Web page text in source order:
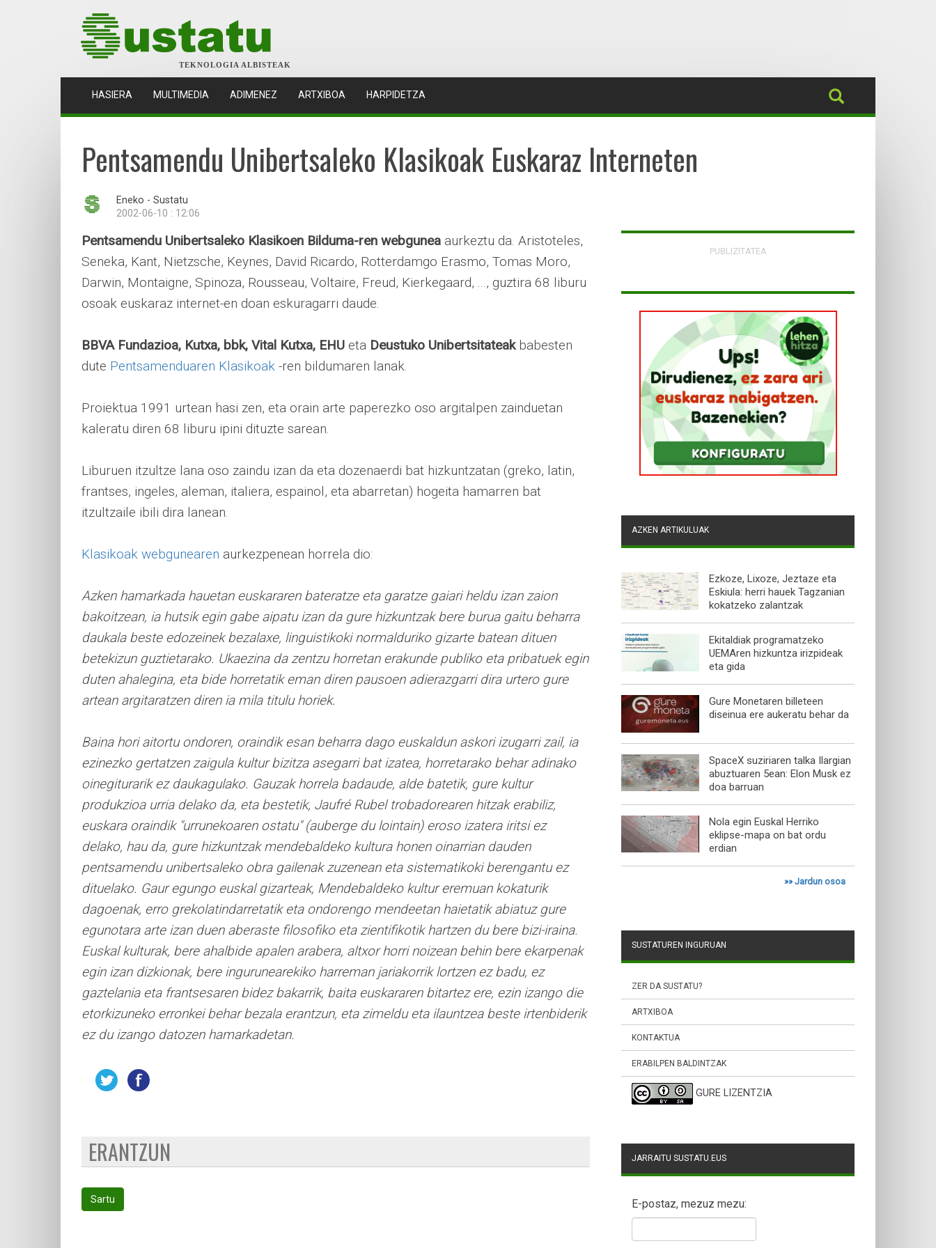
TEKNOLOGIA ALBISTEAK
HASIERA (CURRENT)
MULTIMEDIA ADIMENEZ ARTXIBOA HARPIDETZA
Pentsamendu Unibertsaleko Klasikoak Euskaraz Interneten
Eneko - Sustatu
2002-06-10 : 12:06
Pentsamendu Unibertsaleko Klasikoen Bilduma-ren webgunea aurkeztu da. Aristoteles,
Seneka, Kant, Nietzsche, Keynes, David Ricardo, Rotterdamgo Erasmo, Tomas Moro,
Darwin, Montaigne, Spinoza, Rousseau, Voltaire, Freud, Kierkegaard, ..., guztira 68 liburu
osoak euskaraz internet-en doan eskuragarri daude.
BBVA Fundazioa, Kutxa, bbk, Vital Kutxa, EHU eta Deustuko Unibertsitateakbabesten
dute Pentsamenduaren Klasikoak -ren bildumaren lanak.
Proiektua 1991 urtean hasi zen, eta orain arte paperezko oso argitalpen zainduetan
kaleratu diren 68 liburu ipini dituzte sarean.
Liburuen itzultze lana oso zaindu izan da eta dozenaerdi bat hizkuntzatan (greko, latin,
frantses, ingeles, aleman, italiera, espainol, eta abarretan) hogeita hamarren bat
itzultzaile ibili dira lanean.
Klasikoak webgunearen aurkezpenean horrela dio:
Azken hamarkada hauetan euskararen bateratze eta garatze gaiari heldu izan zaion
bakoitzean, ia hutsik egin gabe aipatu izan da gure hizkuntzak bere burua gaitu beharra
daukala beste edozeinek bezalaxe, linguistikoki normalduriko gizarte batean dituen
betekizun guztietarako. Ukaezina da zentzu horretan erakunde publiko eta pribatuek egin
duten ahalegina, eta bide horretatik eman diren pausoen adierazgarri dira urtero gure
artean argitaratzen diren ia mila titulu horiek.
Baina hori aitortu ondoren, oraindik esan beharra dago euskaldun askori izugarri zail, ia
ezinezko gertatzen zaigula kultur bizitza asegarri bat izatea, horretarako behar adinako
oinegiturarik ez daukagulako. Gauzak horrela badaude, alde batetik, gure kultur
produkzioa urria delako da, eta bestetik, Jaufré Rubel trobadorearen hitzak erabiliz,
euskara oraindik "urrunekoaren ostatu" (auberge du lointain) eroso izatera iritsi ez
delako, hau da, gure hizkuntzak mendebaldeko kultura honen oinarrian dauden
pentsamendu unibertsaleko obra gailenak zuzenean eta sistematikoki berengantu ez
dituelako. Gaur egungo euskal gizarteak, Mendebaldeko kultur eremuan kokaturik
dagoenak, erro grekolatindarretatik eta ondorengo mendeetan haietatik abiatuz gure
egunotara arte izan duen aberaste filosofiko eta zientifikotik hartzen du bere bizi-iraina.
Euskal kulturak, bere ahalbide apalen arabera, altxor horri noizean behin bere ekarpenak
egin izan dizkionak, bere ingurunearekiko harreman jariakorrik lortzen ez badu, ez
gaztelania eta frantsesaren bidez bakarrik, baita euskararen bitartez ere, ezin izango die
etorkizuneko erronkei behar bezala erantzun, eta zimeldu eta ilauntzea beste irtenbiderik
ez du izango datozen hamarkadetan.
ERANTZUN
Sartu
PUBLIZITATEA
AZKEN ARTIKULUAK
Ezkoze, Lixoze, Jeztaze eta
Eskiula: herri hauek Tagzanian
kokatzeko zalantzak
Ekitaldiak programatzeko
UEMAren hizkuntza irizpideak
eta gida
Gure Monetaren billeteen
diseinua ere aukeratu behar da
SpaceX suziriaren talka Ilargian
abuztuaren 5ean: Elon Musk ez
doa barruan
Nola egin Euskal Herriko
eklipse-mapa on bat ordu
erdian
»»Jardun osoa
SUSTATUREN INGURUAN
ZER DA SUSTATU?
ARTXIBOA
KONTAKTUA
ERABILPEN BALDINTZAK
GURE LIZENTZIA
JARRAITU SUSTATU.EUS
E-postaz, mezuz mezu: